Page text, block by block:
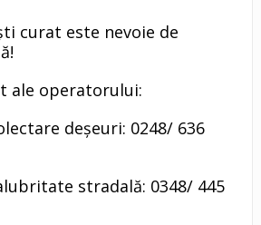
curat este nevoie de
ale operatorului:
deșeuri: 0248/ 636
stradală: 0348/ 445